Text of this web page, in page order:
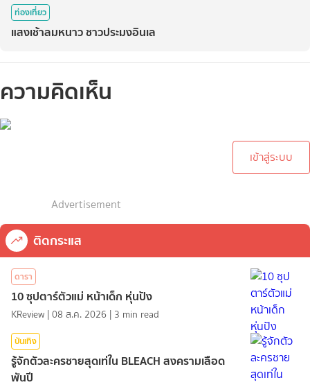
ท่องเที่ยว
แสงเช้าลมหนาว ชาวประมงอินเล
ความคิดเห็น
เข้าสู่ระบบ
Advertisement
ติดกระแส
ดารา
10 ซุปตาร์ตัวแม่ หน้าเด็ก หุ่นปัง
KReview |08 ส.ค. 2026 | 3 min read
บันเทิง
รู้จักตัวละครชายสุดเท่ใน BLEACH สงครามเลือด
พันปี